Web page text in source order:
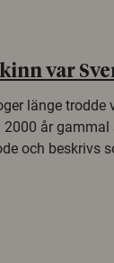
var
länge trodde
2000 år
och beskrivs